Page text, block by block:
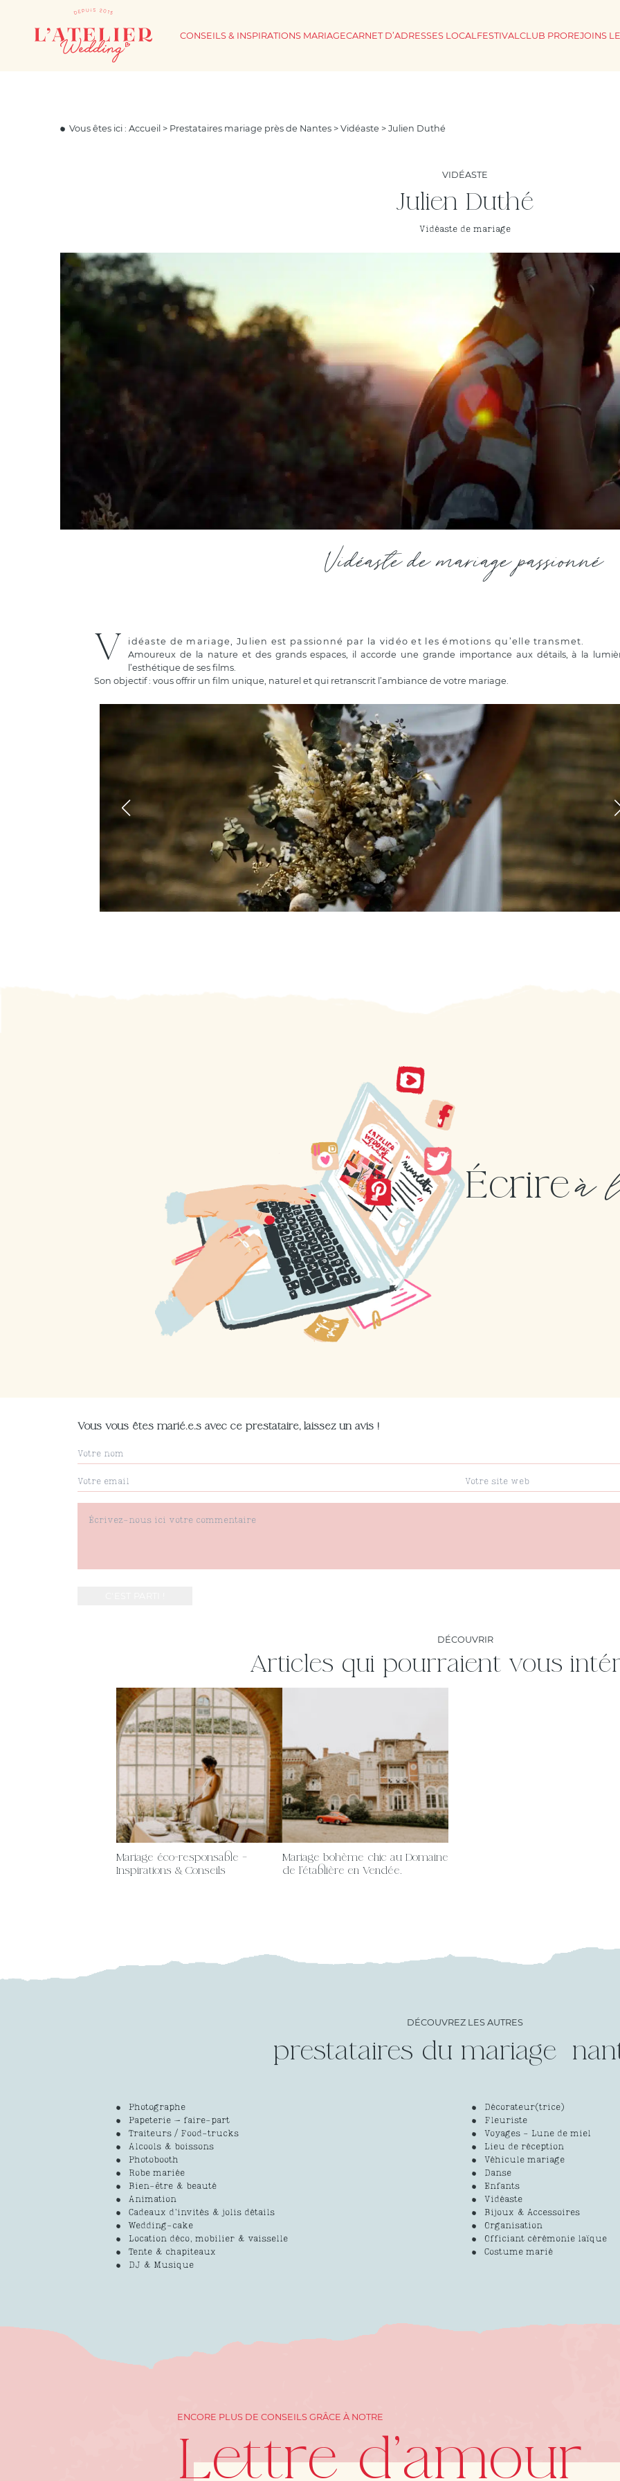
CONSEILS & INSPIRATIONS MARIAGECARNET D’ADRESSES LOCALFESTIVALCLUB PROREJOINS
Vous êtes ici :Accueil > Prestataires mariage près de Nantes >Vidéaste > Julien Duthé
VIDÉASTE
Julien Duthé
Vidéaste de mariage
Vidéaste de mariage passionné
V
idéaste de mariage, Julien est passionné par la vidéo et les émotions qu’elle transmet.
Amoureux de la nature et des grands espaces, il accorde une grande importance aux détails, à la
l’esthétique de ses films.
Son objectif : vous offrir un film unique, naturel et qui retranscrit l’ambiance de votre mariage.
Écrireà
Vous vous êtes marié.e.s avec ce prestataire, laissez un avis !
DÉCOUVRIR
Articles qui pourraient vous
Mariage éco-responsable –
Inspirations & Conseils
Mariage bohème chic au Domaine
de l’établière en Vendée.
DÉCOUVREZ LES AUTRES
prestataires du mariage
Photographe
Papeterie – faire-part
Traiteurs / Food-trucks
Alcools & boissons
Photobooth
Robe mariée
Bien-être & beauté
Animation
Cadeaux d’invités & jolis détails
Wedding-cake
Location déco, mobilier & vaisselle
Tente & chapiteaux
DJ & Musique
Décorateur(trice)
Fleuriste
Voyages - Lune de miel
Lieu de réception
Véhicule mariage
Danse
Enfants
Vidéaste
Bijoux & Accessoires
Organisation
Officiant cérémonie laïque
Costume marié
ENCORE PLUS DE CONSEILS GRÂCE À NOTRE
Lettre d'amour